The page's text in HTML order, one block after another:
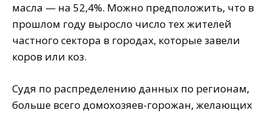
масла — на 52,4%. Можно предположить, что в
прошлом году выросло число тех жителей
частного сектора в городах, которые завели
коров или коз.
Судя по распределению данных по регионам,
больше всего домохозяев-горожан, желающих